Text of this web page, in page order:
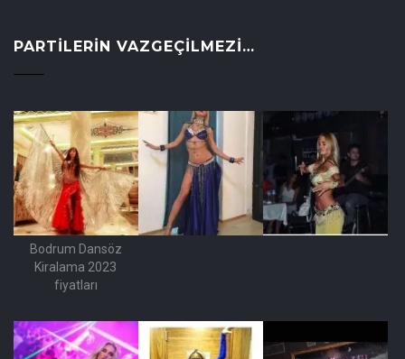
PARTILERIN VAZGEÇILMEZI…
Bodrum Dansöz
Kiralama 2023
fiyatları